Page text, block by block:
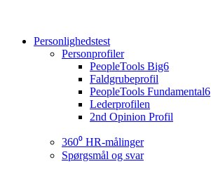
Personlighedstest
Personprofiler
PeopleTools Big6
Faldgrubeprofil
PeopleTools Fundamental6
Lederprofilen
2nd Opinion Profil
360⁰ HR-målinger
Spørgsmål og svar